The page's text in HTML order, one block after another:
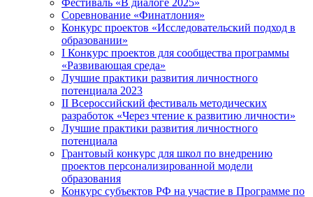
Фестиваль «В диалоге 2025»
Соревнование «Финатлония»
Конкурс проектов «Исследовательский подход в
образовании»
I Конкурс проектов для сообщества программы
«Развивающая среда»
Лучшие практики развития личностного
потенциала 2023
II Всероссийский фестиваль методических
разработок «Через чтение к развитию личности»
Лучшие практики развития личностного
потенциала
Грантовый конкурс для школ по внедрению
проектов персонализированной модели
образования
Конкурс субъектов РФ на участие в Программе по